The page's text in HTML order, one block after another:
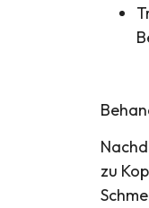
zu